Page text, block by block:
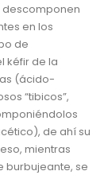
en los
de
kéfir de la
(ácido-
“tibicos”,
de ahí su
mientras
burbujeante, se